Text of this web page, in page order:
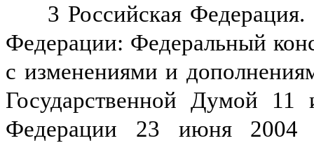
3 Российская
Федерации: Федеральный
с изменениями и
Государственной Думой
Федерации 23 июня 2004